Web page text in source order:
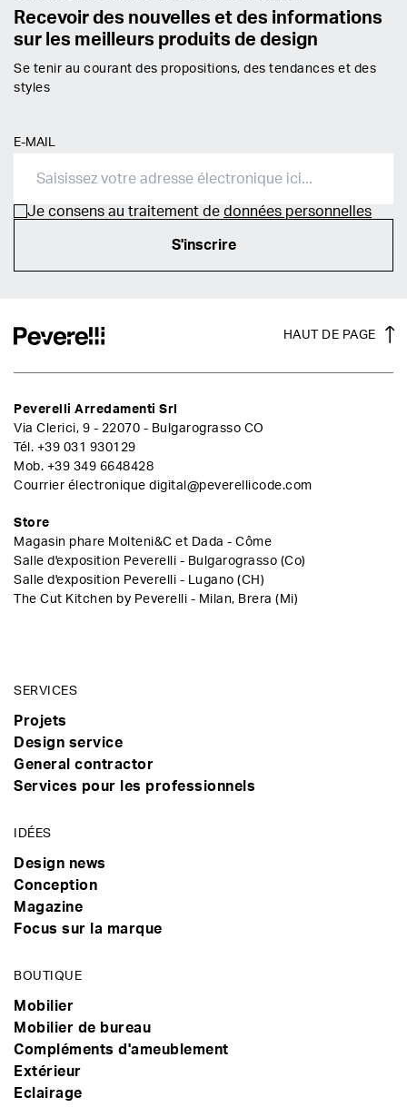
Recevoir des nouvelles et des informations
sur les meilleurs produits de design
Se tenir au courant des propositions, des tendances et des
styles
E-MAIL
Je consens au traitement de données personnelles
S'inscrire
HAUT DE PAGE
Peverelli Arredamenti Srl
Via Clerici, 9 - 22070 - Bulgarograsso CO
Tél. +39 031 930129
Mob. +39 349 6648428
Courrier électronique digital@peverellicode.com
Store
Magasin phare Molteni&C et Dada - Côme
Salle d'exposition Peverelli - Bulgarograsso (Co)
Salle d'exposition Peverelli - Lugano (CH)
The Cut Kitchen by Peverelli - Milan, Brera (Mi)
SERVICES
Projets
Design service
General contractor
Services pour les professionnels
IDÉES
Design news
Conception
Magazine
Focus sur la marque
BOUTIQUE
Mobilier
Mobilier de bureau
Compléments d'ameublement
Extérieur
Eclairage